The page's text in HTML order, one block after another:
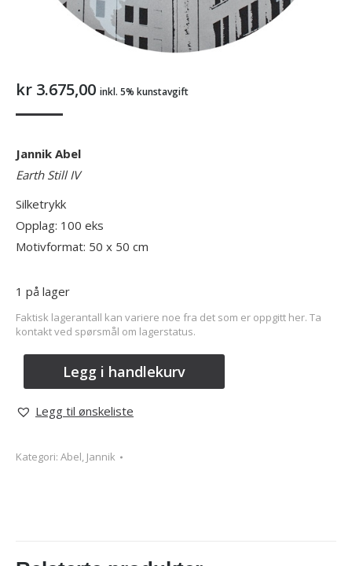
kr 3.675,00 inkl. 5% kunstavgift
Jannik Abel
Earth Still IV
Silketrykk
Opplag: 100 eks
Motivformat: 50 x 50 cm
1 på lager
Faktisk lagerantall kan variere noe fra det som er oppgitt her. Ta
kontakt ved spørsmål om lagerstatus.
Legg i handlekurv
Legg til ønskeliste
Kategori: Abel, Jannik